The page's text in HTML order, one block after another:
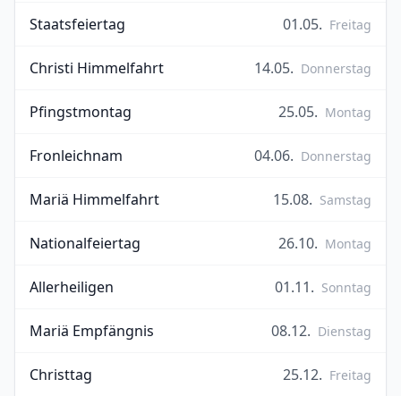
Staatsfeiertag 01.05. Freitag
Christi Himmelfahrt 14.05. Donnerstag
Pfingstmontag 25.05. Montag
Fronleichnam 04.06. Donnerstag
Mariä Himmelfahrt 15.08. Samstag
Nationalfeiertag 26.10. Montag
Allerheiligen 01.11. Sonntag
Mariä Empfängnis 08.12. Dienstag
Christtag 25.12. Freitag